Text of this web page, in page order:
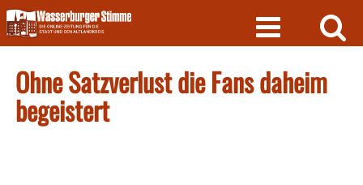
Skip
to
content
Ohne Satzverlust die Fans daheim
begeistert